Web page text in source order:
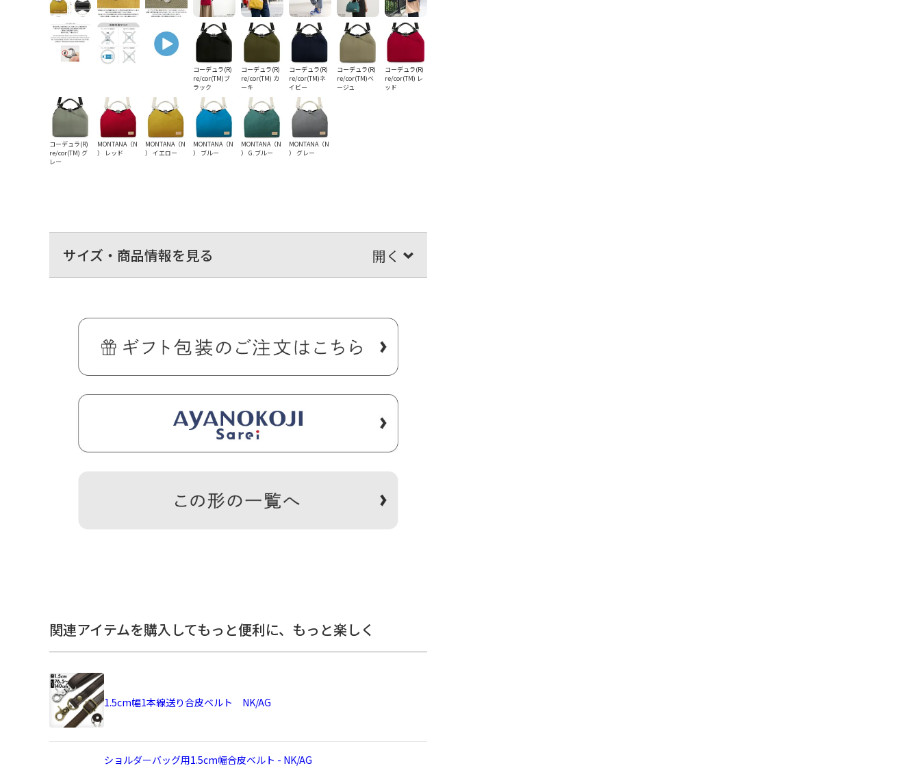
コーデュラ(R)
re/cor(TM)ブ
ラック
コーデュラ(R)
re/cor(TM) カ
ーキ
コーデュラ(R)
re/cor(TM)ネ
イビー
コーデュラ(R)
re/cor(TM)ベ
ージュ
コーデュラ(R)
re/cor(TM) レ
ッド
コーデュラ(R)
re/cor(TM) グ
レー
MONTANA（N
） レッド
MONTANA（N
） イエロー
MONTANA（N
） ブルー
MONTANA（N
） G.ブルー
MONTANA（N
） グレー
サイズ・商品情報を見る
CORDURA(R)は、耐久性に優れたファブリックに対するインビスタ（INVISTA）社の
【皮革製品お取扱いについて】MONTANA（N）の製品は本革を使用しています。・
紐を使用しているため、がま口部分の水濡れにご注意ください。※撥水効果はその特
と口金が開きやすくなります。※内寸外寸ともに実寸で表記しています。※生地の種
類によって表記のサイズと誤差が生じる場合があります。※置いた状態で測っている
ので多少の誤差があります。※手づくりのため個体差があります。※スマートフォン
やモニター環境によって実際の色と異なって見える場合があります。
あらかじめご了承ください。
＜本体＞ 外寸：高さ26cm、幅25cm、マチ9.5cm ／ 内寸：高さ17.5cm、幅21cm ／
関連アイテムを購入してもっと便利に、 もっと楽しく
1.5cm幅1本線送り合皮ベルト NK/AG
ショルダーバッグ用1.5cm幅合皮ベルト - NK/AG